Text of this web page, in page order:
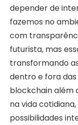
depender de
fazemos no
com
futurista, mas
transformando
dentro e fora
blockchain além
na vida
possibilidades